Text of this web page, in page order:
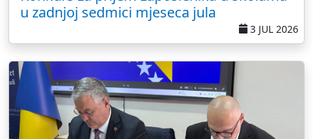
u zadnjoj sedmici mjeseca jula
3 JUL 2026